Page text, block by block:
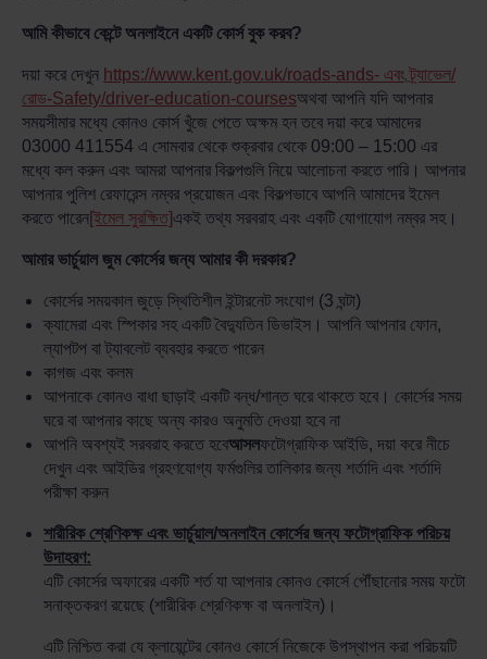
আমি কীভাবে কেন্টে অনলাইনে একটি কোর্স বুক করব?
দয়া করে দেখুন https://www.kent.gov.uk/roads-ands- এবং ট্র্যাভেল/
রোড-Safety/driver-education-coursesঅথবা আপনি যদি আপনার
সময়সীমার মধ্যে কোনও কোর্স খুঁজে পেতে অক্ষম হন তবে দয়া করে আমাদের
03000 411554 এ সোমবার থেকে শুক্রবার থেকে 09:00 – 15:00 এর
মধ্যে কল করুন এবং আমরা আপনার বিকল্পগুলি নিয়ে আলোচনা করতে পারি। আপনার
আপনার পুলিশ রেফারেন্স নম্বর প্রয়োজন এবং বিকল্পভাবে আপনি আমাদের ইমেল
করতে পারেন[ইমেল সুরক্ষিত]একই তথ্য সরবরাহ এবং একটি যোগাযোগ নম্বর সহ।
আমার ভার্চুয়াল জুম কোর্সের জন্য আমার কী দরকার?
কোর্সের সময়কাল জুড়ে স্থিতিশীল ইন্টারনেট সংযোগ (3 ঘন্টা)
ক্যামেরা এবং স্পিকার সহ একটি বৈদ্যুতিন ডিভাইস। আপনি আপনার ফোন,
ল্যাপটপ বা ট্যাবলেট ব্যবহার করতে পারেন
কাগজ এবং কলম
আপনাকে কোনও বাধা ছাড়াই একটি বন্ধ/শান্ত ঘরে থাকতে হবে। কোর্সের সময়
ঘরে বা আপনার কাছে অন্য কারও অনুমতি দেওয়া হবে না
আপনি অবশ্যই সরবরাহ করতে হবেআসলফটোগ্রাফিক আইডি, দয়া করে নীচে
দেখুন এবং আইডির গ্রহণযোগ্য ফর্মগুলির তালিকার জন্য শর্তাদি এবং শর্তাদি
পরীক্ষা করুন
শারীরিক শ্রেণিকক্ষ এবং ভার্চুয়াল/অনলাইন কোর্সের জন্য ফটোগ্রাফিক পরিচয়
উদাহরণ:
এটি কোর্সের অফারের একটি শর্ত যা আপনার কোনও কোর্সে পৌঁছানোর সময় ফটো
সনাক্তকরণ রয়েছে (শারীরিক শ্রেণিকক্ষ বা অনলাইন)।
এটি নিশ্চিত করা যে ক্লায়েন্টের কোনও কোর্সে নিজেকে উপস্থাপন করা পরিচয়টি